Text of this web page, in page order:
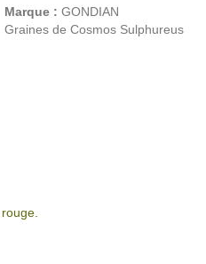
Marque : GONDIAN
Graines de Cosmos Sulphureus